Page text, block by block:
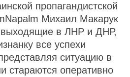
пропагандистской
Михаил Макарук
в ЛНР и ДНР,
все успехи
ситуацию в
стараются оперативно